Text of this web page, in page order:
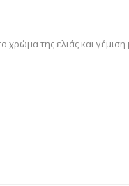
χρώμα τηςελιάςκαι γέμιση